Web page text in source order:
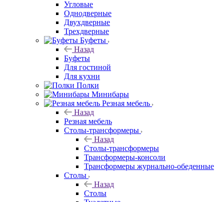
Угловые
Однодверные
Двухдверные
Трехдверные
Буфеты
Назад
Буфеты
Для гостиной
Для кухни
Полки
Минибары
Резная мебель
Назад
Резная мебель
Столы-трансформеры
Назад
Столы-трансформеры
Трансформеры-консоли
Трансформеры журнально-обеденные
Столы
Назад
Столы